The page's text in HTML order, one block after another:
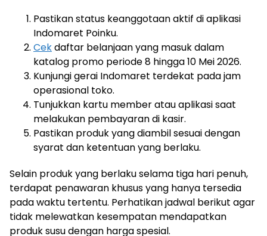
Pastikan status keanggotaan aktif di aplikasi
Indomaret Poinku.
Cekdaftar belanjaan yang masuk dalam
katalog promo periode 8 hingga 10 Mei 2026.
Kunjungi gerai Indomaret terdekat pada jam
operasional toko.
Tunjukkan kartu member atau aplikasi saat
melakukan pembayaran di kasir.
Pastikan produk yang diambil sesuai dengan
syarat dan ketentuan yang berlaku.
Selain produk yang berlaku selama tiga hari penuh,
terdapat penawaran khusus yang hanya tersedia
pada waktu tertentu. Perhatikan jadwal berikut agar
tidak melewatkan kesempatan mendapatkan
produk susu dengan harga spesial.